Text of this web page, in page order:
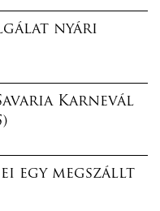
nyári
Karnevál
egy megszállt